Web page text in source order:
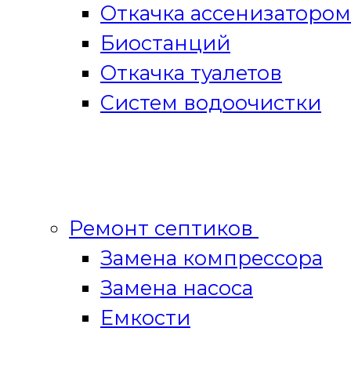
Откачка
Биостанций
Откачка туалетов
Систем водоочистки
Ремонт септиков
Замена компрессора
Замена насоса
Емкости